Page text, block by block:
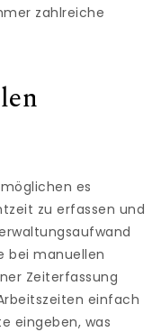
zahlreiche
es
zu erfassen und
bei manuellen
Zeiterfassung
einfach
eingeben, was